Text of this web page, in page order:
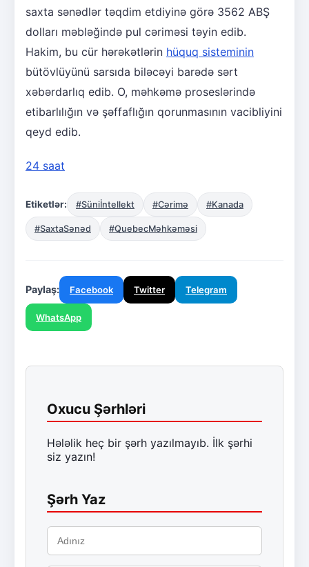
saxta sənədlər təqdim etdiyinə görə 3562 ABŞ
dolları məbləğində pul cəriməsi təyin edib.
Hakim, bu cür hərəkətlərin hüquq sisteminin
bütövlüyünü sarsıda biləcəyi barədə sərt
xəbərdarlıq edib. O, məhkəmə proseslərində
etibarlılığın və şəffaflığın qorunmasının vacibliyini
qeyd edib.
24 saat
Etiketlər: #Süniİntellekt #Cərimə #Kanada
#SaxtaSənəd #QuebecMəhkəməsi
Paylaş: Facebook Twitter Telegram
WhatsApp
Oxucu Şərhləri
Hələlik heç bir şərh yazılmayıb. İlk şərhi
siz yazın!
Şərh Yaz